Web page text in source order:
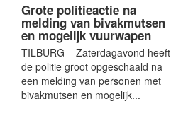
Grote politieactie na
melding van bivakmutsen
en mogelijk vuurwapen
TILBURG – Zaterdagavond heeft
de politie groot opgeschaald na
een melding van personen met
bivakmutsen en mogelijk...